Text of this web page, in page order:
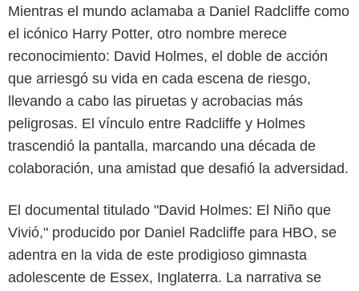
Mientras el mundo aclamaba a Daniel Radcliffe como
el icónico Harry Potter, otro nombre merece
reconocimiento: David Holmes, el doble de acción
que arriesgó su vida en cada escena de riesgo,
llevando a cabo las piruetas y acrobacias más
peligrosas. El vínculo entre Radcliffe y Holmes
trascendió la pantalla, marcando una década de
colaboración, una amistad que desafió la adversidad.
El documental titulado "David Holmes: El Niño que
Vivió," producido por Daniel Radcliffe para HBO, se
adentra en la vida de este prodigioso gimnasta
adolescente de Essex, Inglaterra. La narrativa se